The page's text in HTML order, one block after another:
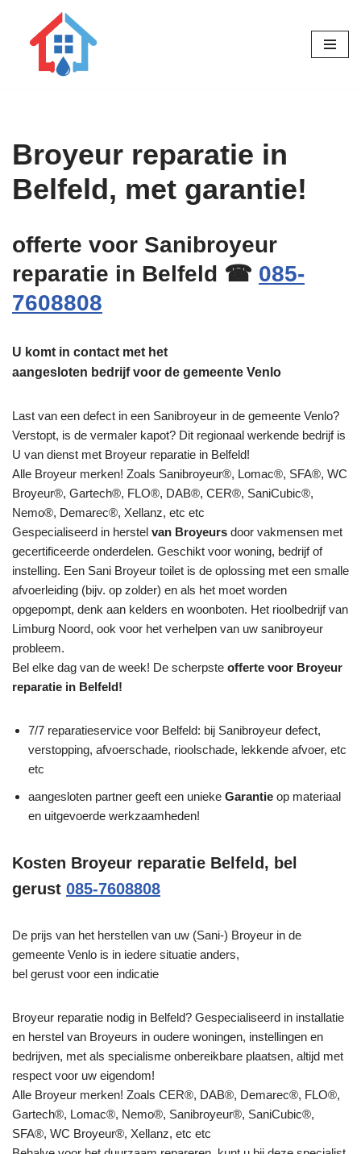
Broyeur reparatie in
Belfeld, met garantie!
offerte voor Sanibroyeur
reparatie in Belfeld ☎ 085-
7608808
U komt in contact met het
aangesloten bedrijf voor de gemeente Venlo
Last van een defect in een Sanibroyeur in de gemeente Venlo?
Verstopt, is de vermaler kapot? Dit regionaal werkende bedrijf is
U van dienst met Broyeur reparatie in Belfeld!
Alle Broyeur merken! Zoals Sanibroyeur®, Lomac®, SFA®, WC
Broyeur®, Gartech®, FLO®, DAB®, CER®, SaniCubic®,
Nemo®, Demarec®, Xellanz, etc etc
Gespecialiseerd in herstel van Broyeurs door vakmensen met
gecertificeerde onderdelen. Geschikt voor woning, bedrijf of
instelling. Een Sani Broyeur toilet is de oplossing met een smalle
afvoerleiding (bijv. op zolder) en als het moet worden
opgepompt, denk aan kelders en woonboten. Het rioolbedrijf van
Limburg Noord, ook voor het verhelpen van uw sanibroyeur
probleem.
Bel elke dag van de week! De scherpste offerte voor Broyeur
reparatie in Belfeld!
7/7 reparatieservice voor Belfeld: bij Sanibroyeur defect,
verstopping, afvoerschade, rioolschade, lekkende afvoer, etc
etc
aangesloten partner geeft een unieke Garantie op materiaal
en uitgevoerde werkzaamheden!
Kosten Broyeur reparatie Belfeld, bel
gerust 085-7608808
De prijs van het herstellen van uw (Sani-) Broyeur in de
gemeente Venlo is in iedere situatie anders,
bel gerust voor een indicatie
Broyeur reparatie nodig in Belfeld? Gespecialiseerd in installatie
en herstel van Broyeurs in oudere woningen, instellingen en
bedrijven, met als specialisme onbereikbare plaatsen, altijd met
respect voor uw eigendom!
Alle Broyeur merken! Zoals CER®, DAB®, Demarec®, FLO®,
Gartech®, Lomac®, Nemo®, Sanibroyeur®, SaniCubic®,
SFA®, WC Broyeur®, Xellanz, etc etc